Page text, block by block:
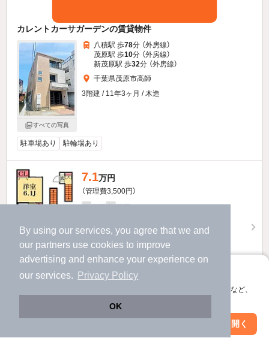
By using our services, you agree that we and
our partners use cookies to improve
advertising and enhance your experience on
our services.
Privacy Policy
OK
アプリに切り替えて、サクサクお部屋探し
会員登録なしですぐ使える。マップ検索やお気に入り保存など、
アプリを開く
カレントカーサガーデンの賃貸物件
すべての写真
八積駅 歩78分 （外房線）
茂原駅 歩10分 （外房線）
新茂原駅 歩32分 （外房線）
千葉県茂原市高師
3階建 / 11年3ヶ月 / 木造
駐車場あり 駐輪場あり
7.1万円
（管理費3,500円）
不要
不要
お問い合わせ
絞り込み条件を変更